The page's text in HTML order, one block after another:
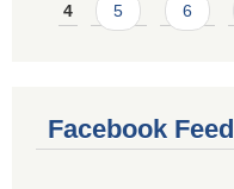
4 5 6
Facebook Feed